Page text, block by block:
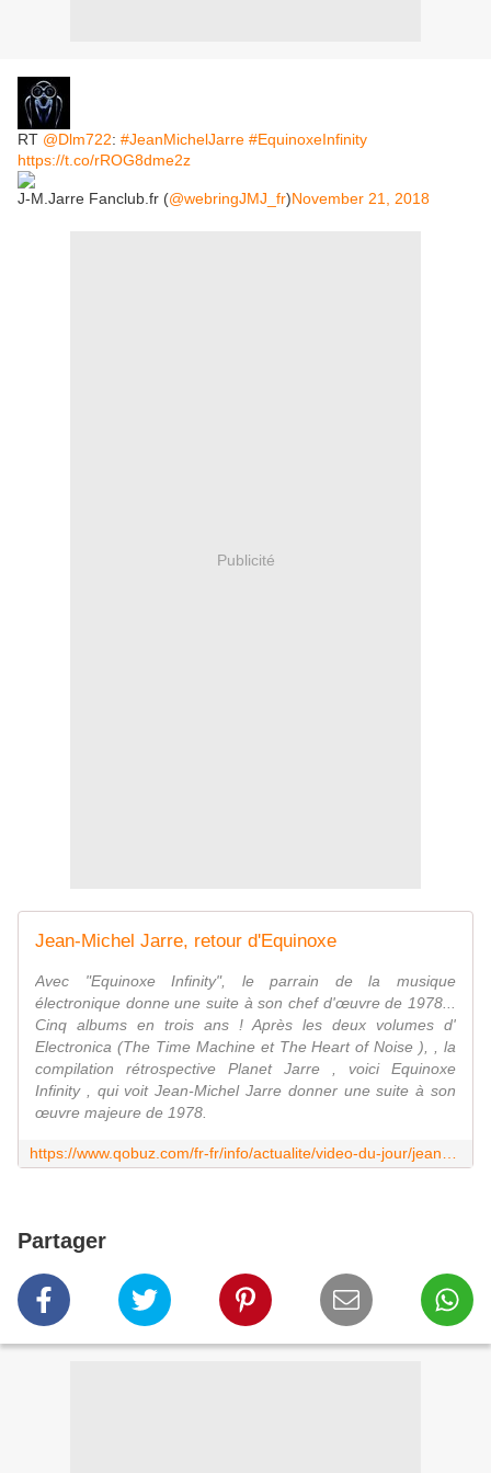
RT @Dlm722: #JeanMichelJarre #EquinoxeInfinity
https://t.co/rROG8dme2z
J-M.Jarre Fanclub.fr (@webringJMJ_fr)November 21, 2018
Publicité
Jean-Michel Jarre, retour d'Equinoxe
Avec "Equinoxe Infinity", le parrain de la musique
électronique donne une suite à son chef d'œuvre de 1978...
Cinq albums en trois ans ! Après les deux volumes d'
Electronica (The Time Machine et The Heart of Noise ), , la
compilation rétrospective Planet Jarre , voici Equinoxe
Infinity , qui voit Jean-Michel Jarre donner une suite à son
œuvre majeure de 1978.
Partager